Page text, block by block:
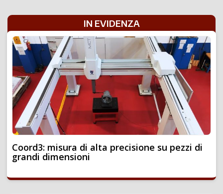
IN EVIDENZA
Coord3: misura di alta precisione su pezzi di
grandi dimensioni